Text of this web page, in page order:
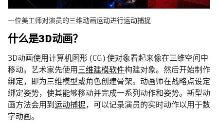
一位美工师对演员的三维动画运动进行运动捕捉
什么是3D动画？
3D动画使用计算机图形 (CG) 使对象看起来像在三维空间中
移动。艺术家先使用三维建模软件构建对象。然后开始制作
绑定，即为三维模型或角色创建骨架。动画师在战略点设定
绑定姿势，使其能够移动并完成一系列动作和姿势。新型动
画方法会用到运动捕捉，可以记录演员的实时动作以用于数
字动画。